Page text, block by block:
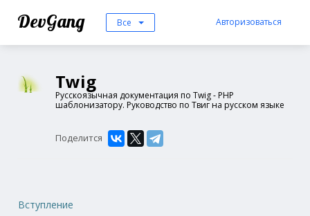
DevGang Все Авторизоваться
Twig
Русскоязычная документация по Twig - PHP
шаблонизатору. Руководство по Твиг на русском языке
Поделится
Вступление